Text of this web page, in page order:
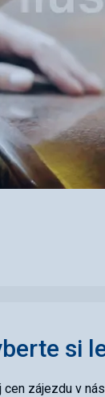
si
zájezdu v